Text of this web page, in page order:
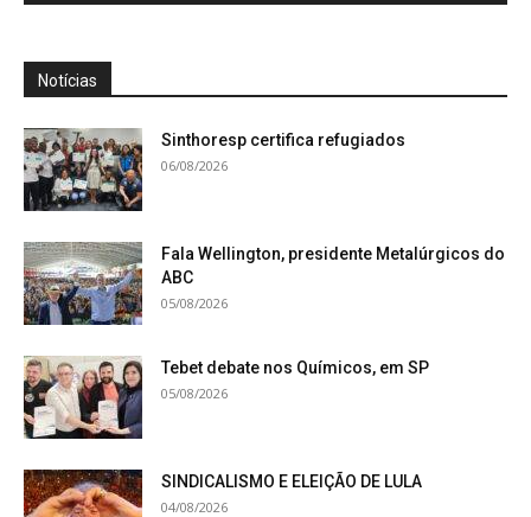
Notícias
Sinthoresp certifica refugiados
06/08/2026
Fala Wellington, presidente Metalúrgicos do
ABC
05/08/2026
Tebet debate nos Químicos, em SP
05/08/2026
SINDICALISMO E ELEIÇÃO DE LULA
04/08/2026